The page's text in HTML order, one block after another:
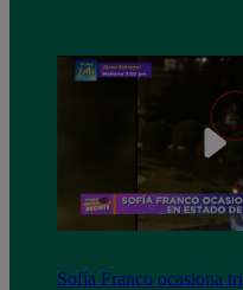
Sofía Franco ocasiona